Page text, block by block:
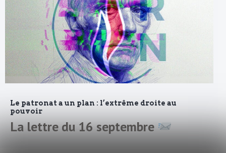
Le patronat a un plan : l’extrême droite au
pouvoir
La lettre du 16 septembre